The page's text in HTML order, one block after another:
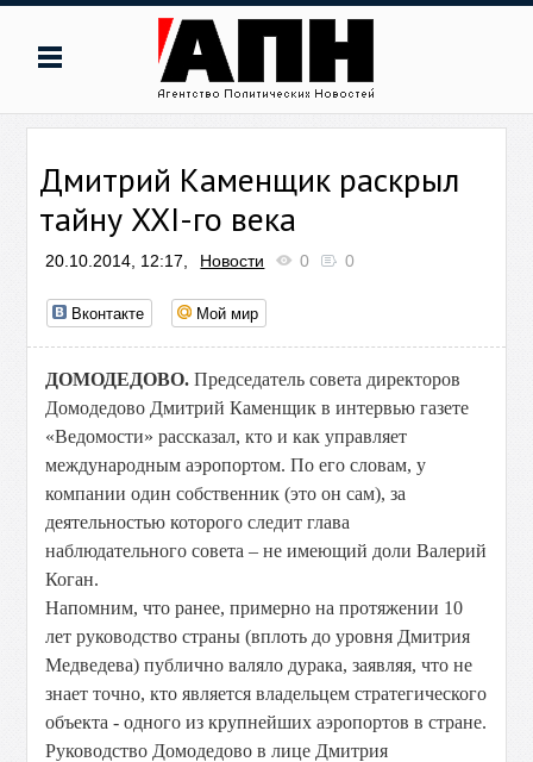
Дмитрий Каменщик раскрыл
тайну XXI-го века
20.10.2014, 12:17, Новости 0 0
Вконтакте Мой мир
ДОМОДЕДОВО. Председатель совета директоров
Домодедово Дмитрий Каменщик в интервью газете
«Ведомости» рассказал, кто и как управляет
международным аэропортом. По его словам, у
компании один собственник (это он сам), за
деятельностью которого следит глава
наблюдательного совета – не имеющий доли Валерий
Коган.
Напомним, что ранее, примерно на протяжении 10
лет руководство страны (вплоть до уровня Дмитрия
Медведева) публично валяло дурака, заявляя, что не
знает точно, кто является владельцем стратегического
объекта - одного из крупнейших аэропортов в стране.
Руководство Домодедово в лице Дмитрия